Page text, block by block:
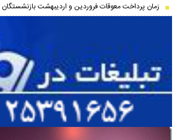
زمان پرداخت معوقات فروردین و اردیبهشت بازنشستگان